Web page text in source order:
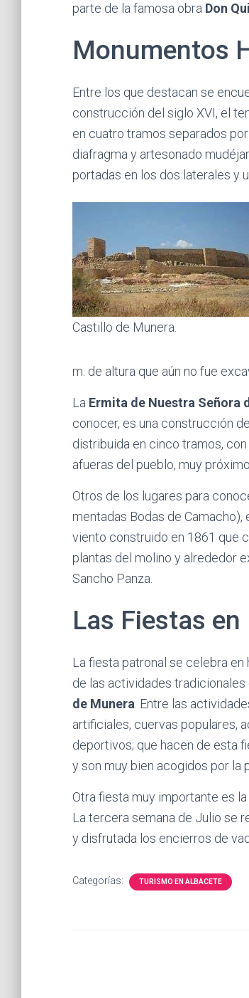
parte de la famosa obra Don
Monumentos
Entre los que destacan se
construcción del siglo XVI, el
en cuatro tramos separados
diafragma y artesonado
portadas en los dos laterales y
Castillo de Munera.
m. de altura que aún no fue
La Ermita de Nuestra Señora
conocer, es una construcción
distribuida en cinco tramos,
afueras del pueblo, muy
Otros de los lugares para
mentadas Bodas de
viento construido en 1861 que
plantas del molino y alrededor
Sancho Panza.
Las Fiestas
La fiesta patronal se celebra en
de las actividades
de Munera . Entre las
artificiales, cuervas populares,
deportivos; que hacen de esta
y son muy bien acogidos por la
Otra fiesta muy importante es
La tercera semana de Julio se
y disfrutada los encierros de
Categorías: TURISMO EN ALBACETE